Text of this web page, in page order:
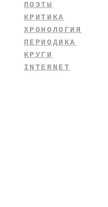
ПОЭТЫ
КРИТИКА
ХРОНОЛОГИЯ
ПЕРИОДИКА
КРУГИ
INTERNET